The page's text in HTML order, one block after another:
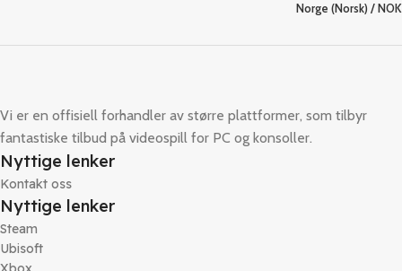
Norge (Norsk) / NOK
Vi er en offisiell forhandler av større plattformer, som tilbyr
fantastiske tilbud på videospill for PC og konsoller.
Nyttige lenker
Kontakt oss
Nyttige lenker
Steam
Ubisoft